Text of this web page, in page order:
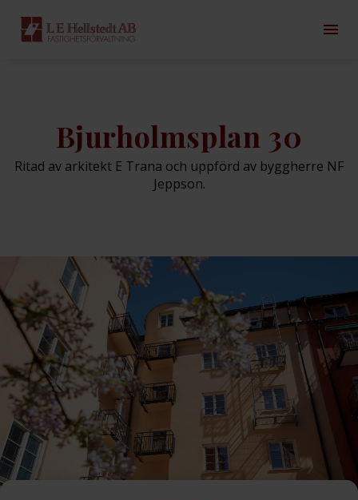
Bjurholmsplan 30
Ritad av arkitekt E Trana och uppförd av byggherre NF
Jeppson.